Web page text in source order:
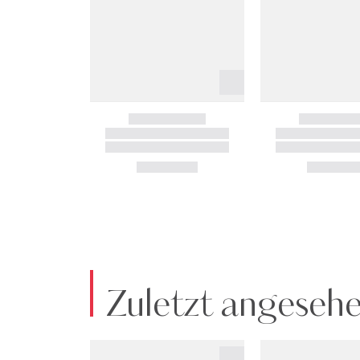
Zuletzt